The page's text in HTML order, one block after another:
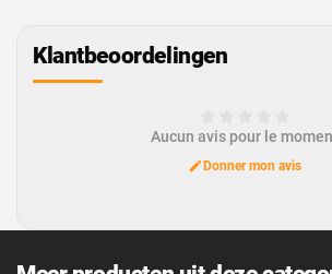
Klantbeoordelingen
Aucun avis pour le
Donner mon avis